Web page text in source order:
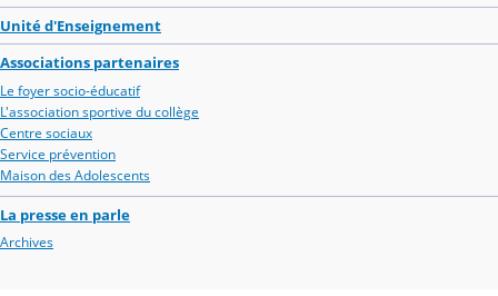
Unité d'Enseignement
Associations partenaires
Le foyer socio-éducatif
L'association sportive du collège
Centre sociaux
Service prévention
Maison des Adolescents
La presse en parle
Archives